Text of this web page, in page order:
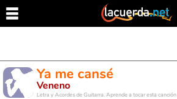
Ya me cansé
Veneno
Letra y Acordes de Guitarra. Aprende a tocar esta canción